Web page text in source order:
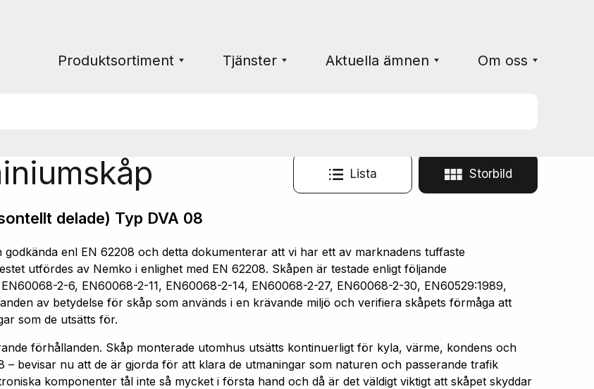
Produktsortiment Tjänster Aktuella ämnen Om oss
Lista Storbild
delade) Typ DVA 08
enl EN 62208 och detta dokumenterar att vi har ett av marknadens tuffaste
utfördes av Nemko i enlighet med EN 62208. Skåpen är testade enligt följande
2-6, EN60068-2-11, EN60068-2-14, EN60068-2-27, EN60068-2-30, EN60529:1989,
av betydelse för skåp som används i en krävande miljö och verifiera skåpets förmåga att
som de utsätts för.
förhållanden. Skåp monterade utomhus utsätts kontinuerligt för kyla, värme, kondens och
– bevisar nu att de är gjorda för att klara de utmaningar som naturen och passerande trafik
komponenter tål inte så mycket i första hand och då är det väldigt viktigt att skåpet skyddar